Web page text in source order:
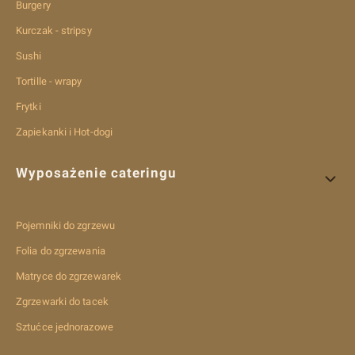
Burgery
Kurczak - stripsy
Sushi
Tortille - wrapy
Frytki
Zapiekanki i Hot-dogi
Wyposażenie cateringu
Pojemniki do zgrzewu
Folia do zgrzewania
Matryce do zgrzewarek
Zgrzewarki do tacek
Sztućce jednorazowe